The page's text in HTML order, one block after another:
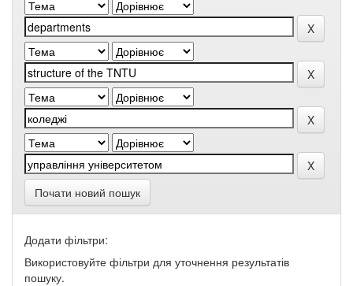
Почати новий пошук
Додати фільтри:
Використовуйте фільтри для уточнення результатів
пошуку.